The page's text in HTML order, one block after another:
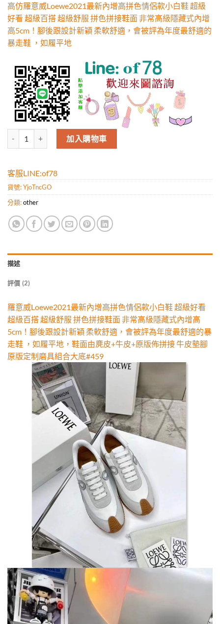
分
高仿羅意威Loewe2021最新內增高拼色情侶款小白鞋 超級
好看 超級百搭 超級舒服 拼色拼接鞋面 非常高級隱藏式內增
高5cm！腳後跟設計新穎 柔軟舒適，會被評為年度最舒適的
暴走鞋 ，如履平地
羅意威Loewe2021最新內增高拼色情侶款小白鞋 超級好看 超級百搭
加入購物車
客服LINE:of78
貨號:YjoTncGO
分類:other
描述
評價 (2)
羅意威Loewe2021最新內增高拼色情侶款小白鞋 超級好看
超級百搭 超級舒服 拼色拼接鞋面 非常高級隱藏式內增高
5cm！腳後跟設計新穎 柔軟舒適，會被評為年度最舒適的暴
走鞋 ，如履平地，鞋面由麂皮+牛皮+原版佈拼接 牛皮墊腳
原版定制磨具組合大底#459